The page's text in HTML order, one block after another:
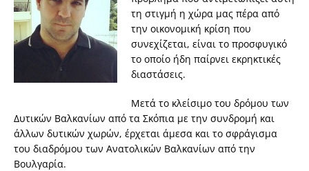
τη στιγμή η χώρα μας πέρα από
την οικονομική κρίση που
συνεχίζεται, είναι το προσφυγικό
το οποίο ήδη παίρνει εκρηκτικές
διαστάσεις.
Μετά το κλείσιμο του δρόμου των
Δυτικών Βαλκανίων από τα Σκόπια με την συνδρομή και
άλλων δυτικών χωρών, έρχεται άμεσα και το σφράγισμα
του διαδρόμου των Ανατολικών Βαλκανίων από την
Βουλγαρία.